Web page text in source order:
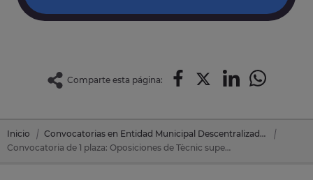
Comparte esta página:
Inicio
Convocatorias en Entidad Municipal Descentralizada Jesús
Convocatoria de 1 plaza: Oposiciones de Tècnic superior en educació infantil en Entidad Municipal Descentralizada Jesús (Tarragona)